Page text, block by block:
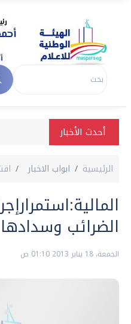
أحدث الأخبار
الرئيسية ابواب الاخبار
الضرائب وسدادها
الجمعة، 18 يناير 2013 01:10 ص